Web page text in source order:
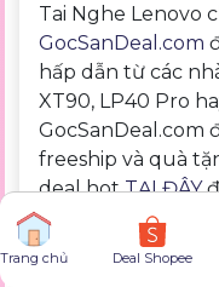
Trang chủ Deal Shopee
Tai Nghe Lenovo
GocSanDeal.com
hấp dẫn từ các
XT90, LP40 Pro
GocSanDeal.com
freeship và quà
deal hotTẠI ĐÂY
hoàn hảo cùng